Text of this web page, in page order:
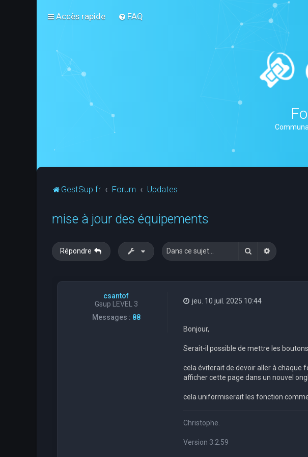
Accès rapide FAQ
GestSup.fr Forum Updates
mise à jour des équipements
Répondre RechercherRecherche
csantof
Gsup LEVEL 3
Messages : 88
jeu. 10 juil. 2025 10:44
Bonjour,
Serait-il possible de mettre les
cela éviterait de devoir aller à chaque
afficher cette page dans un nouvel
cela uniformiserait les fonction
Christophe.
Version 3.2.59